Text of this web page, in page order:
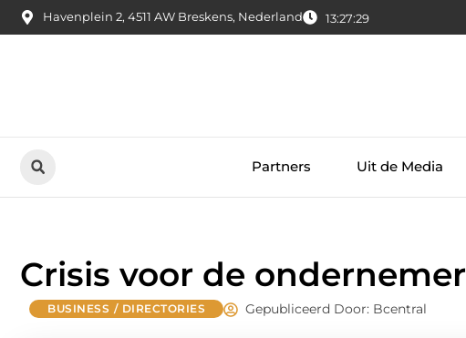
Havenplein 2, 4511 AW Breskens, Nederland 13:27:30
Partners Uit de Media
Crisis voor de ondernemer
BUSINESS / DIRECTORIES Gepubliceerd Door: Bcentral